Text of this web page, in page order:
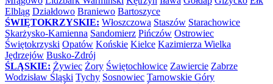
Elbląg Działdowo Braniewo Bartoszyce
ŚWIĘTOKRZYSKIE: Włoszczowa Staszów Starachowice
Skarżysko-Kamienna Sandomierz Pińczów Ostrowiec
Świętokrzyski Opatów Końskie Kielce Kazimierza Wielka
Jędrzejów Busko-Zdrój
ŚLĄSKIE: Żywiec Żory Świętochłowice Zawiercie Zabrze
Wodzisław Śląski Tychy Sosnowiec Tarnowskie Góry